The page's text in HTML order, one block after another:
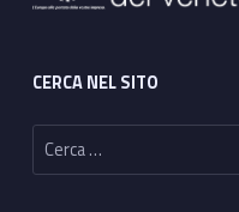
CERCA NEL SITO
Ricerca per: